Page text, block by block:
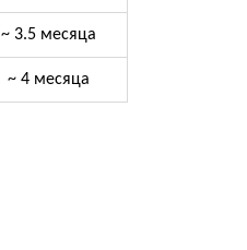
~ 3.5 месяца
~ 4 месяца